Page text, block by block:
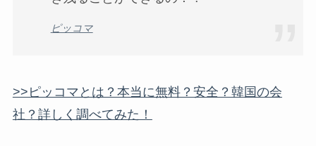
ピッコマ
>>ピッコマとは？本当に無料？安全？韓国の会
社？詳しく調べてみた！